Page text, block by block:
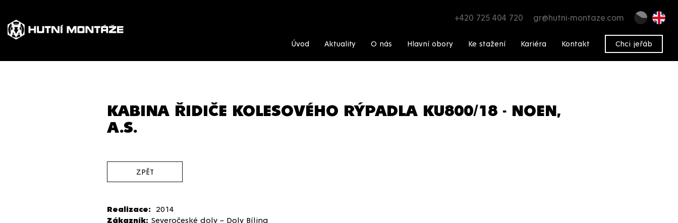
+420 725 404 720 gr@hutni-montaze.com
Úvod Aktuality O nás Hlavní obory Ke stažení Kariéra Kontakt Chci jeřáb
KABINA ŘIDIČE KOLESOVÉHO RÝPADLA KU800/18 - NOEN,
A.S.
ZPĚT
Realizace: 2014
Zákazník: Severočeské doly – Doly Bílina